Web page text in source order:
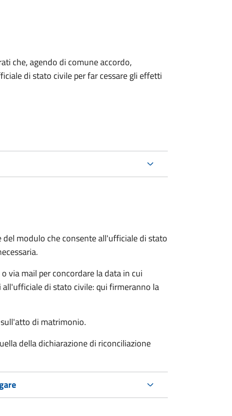
che, agendo di comune accordo,
di stato civile per far cessare gli effetti
modulo che consente all'ufficiale di stato
via mail per concordare la data in cui
di stato civile: qui firmeranno la
di matrimonio.
della dichiarazione di riconciliazione